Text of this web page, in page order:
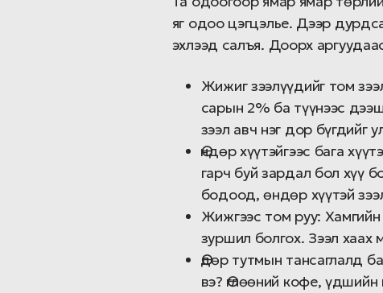
яг одоо цэгцэлье. Дээр
эхлээд салъя. Доорх
Жижиг зээлүүдийг том
сарын 2% ба түүнээс
зээл авч нэг дор бүгдийг
Өндөр хүүтэйгээс бага
гарч буй зардал бол хүү
бодоод, өндөр хүүтэй
Жижгээс том руу:
зуршил болгох. Зээл
Өдөр тутмын тансаглалд
вэ? Өглөөний кофе,